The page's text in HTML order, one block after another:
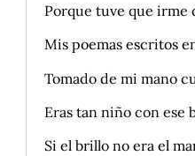
Porque tuve que
Mis poemas escritos
Tomado de mi mano
Eras tan niño con ese
Si el brillo no era el